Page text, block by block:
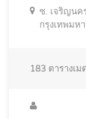
ซ. เจริญนค
กรุงเทพมห
183 ตารางเม